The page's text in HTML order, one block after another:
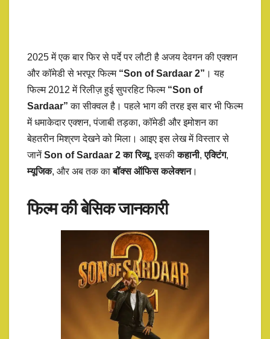
2025 में एक बार फिर से पर्दे पर लौटी है अजय देवगन की एक्शन
और कॉमेडी से भरपूर फिल्म “Son of Sardaar 2” । यह
फिल्म 2012 में रिलीज़ हुई सुपरहिट फिल्म “Son of
Sardaar” का सीक्वल है। पहले भाग की तरह इस बार भी फिल्म
में धमाकेदार एक्शन, पंजाबी तड़का, कॉमेडी और इमोशन का
बेहतरीन मिश्रण देखने को मिला। आइए इस लेख में विस्तार से
जानेंSon of Sardaar 2 का रिव्यू, इसकीकहानी,एक्टिंग,
म्यूजिक, और अब तक काबॉक्स ऑफिस कलेक्शन।
फिल्म की बेसिक जानकारी